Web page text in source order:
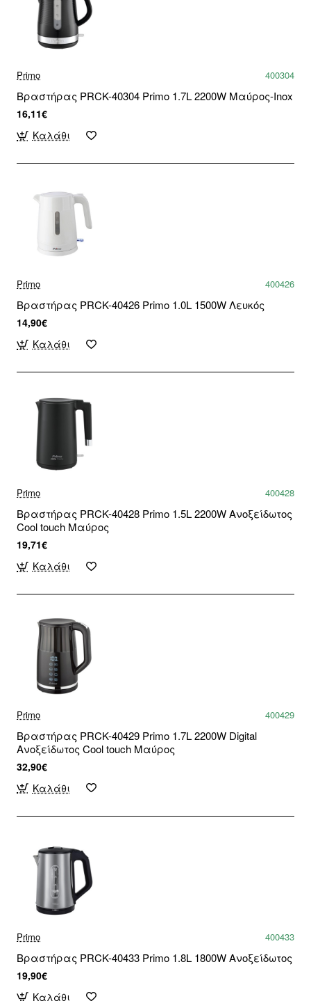
Primo 400304
Βραστήρας PRCK-40304 Primo 1.7L 2200W Μαύρος-Inox
16,11€
Καλάθι
Primo 400426
Βραστήρας PRCK-40426 Primo 1.0L 1500W Λευκός
14,90€
Καλάθι
Primo 400428
Βραστήρας PRCK-40428 Primo 1.5L 2200W Ανοξείδωτος
Cool touch Μαύρος
19,71€
Καλάθι
Primo 400429
Βραστήρας PRCK-40429 Primo 1.7L 2200W Digital
Ανοξείδωτος Cool touch Μαύρος
32,90€
Καλάθι
Primo 400433
Βραστήρας PRCK-40433 Primo 1.8L 1800W Ανοξείδωτος
19,90€
Καλάθι